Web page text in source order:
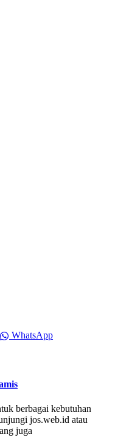
WhatsApp
berbagai kebutuhan
jos.web.id atau
juga